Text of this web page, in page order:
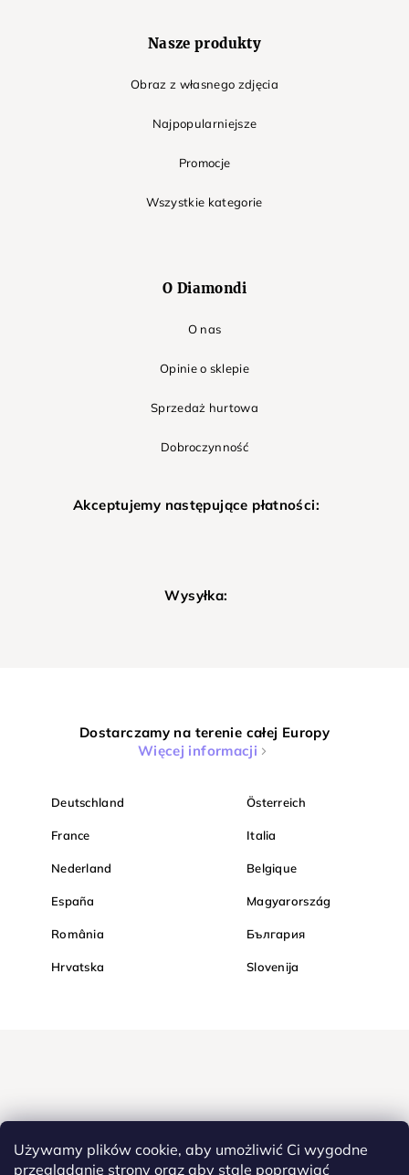
Używamy plików cookie, aby umożliwić Ci wygodne
przeglądanie strony oraz aby stale poprawiać
Nasze produkty
Obraz z własnego zdjęcia
Najpopularniejsze
Promocje
Wszystkie kategorie
O Diamondi
O nas
Opinie o sklepie
Sprzedaż hurtowa
Dobroczynność
Akceptujemy następujące płatności:
Wysyłka:
Dostarczamy na terenie całej Europy
Więcej informacji
Deutschland Österreich
France Italia
Nederland Belgique
España Magyarország
România България
Hrvatska Slovenija